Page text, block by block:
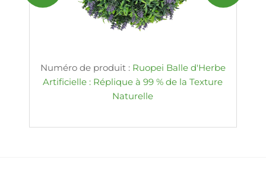
Numéro de produit :Ruopei Balle d'Herbe
Artificielle : Réplique à 99 % de la Texture
Naturelle